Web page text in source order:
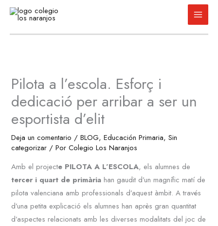
contenido
Pilota a l’escola. Esforç i
dedicació per arribar a ser un
esportista d’elit
Deja un comentario /BLOG,Educación Primaria,Sin
categorizar / PorColegio Los Naranjos
Amb el projecte PILOTA A L’ESCOLA, els alumnes de
tercer i quart de primàriahan gaudit d’un magnífic matí de
pilota valenciana amb professionals d’aquest àmbit. A través
d’una petita explicació els alumnes han après gran quantitat
d’aspectes relacionats amb les diverses modalitats del joc de